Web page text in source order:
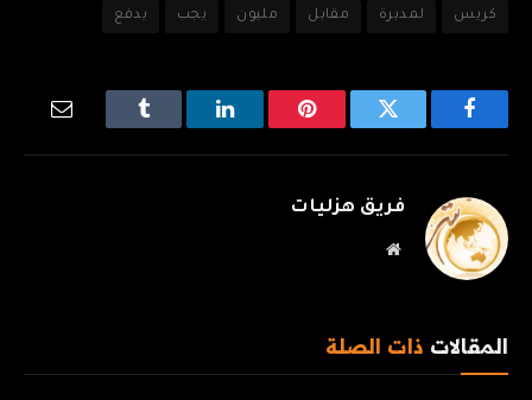
كريس لمدبرة مقابل مليون يجب يدفع
فيسبوك تويتر بينتيريستلينكدإن Tumblr
البريد
فريق هزليات
موقع
المقالات ذات الصلة